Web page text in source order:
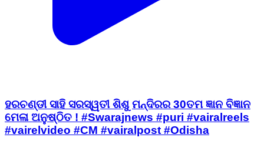
ହରଚଣ୍ଡୀ ସାହି ସରସ୍ୱତୀ ଶିଶୁ ମନ୍ଦିରର 30ତମ ଜ୍ଞାନ ବିଜ୍ଞାନ
ମେଳା ଅନୁଷ୍ଠିତ ! #Swarajnews #puri #vairalreels
#vairelvideo #CM #vairalpost #Odisha